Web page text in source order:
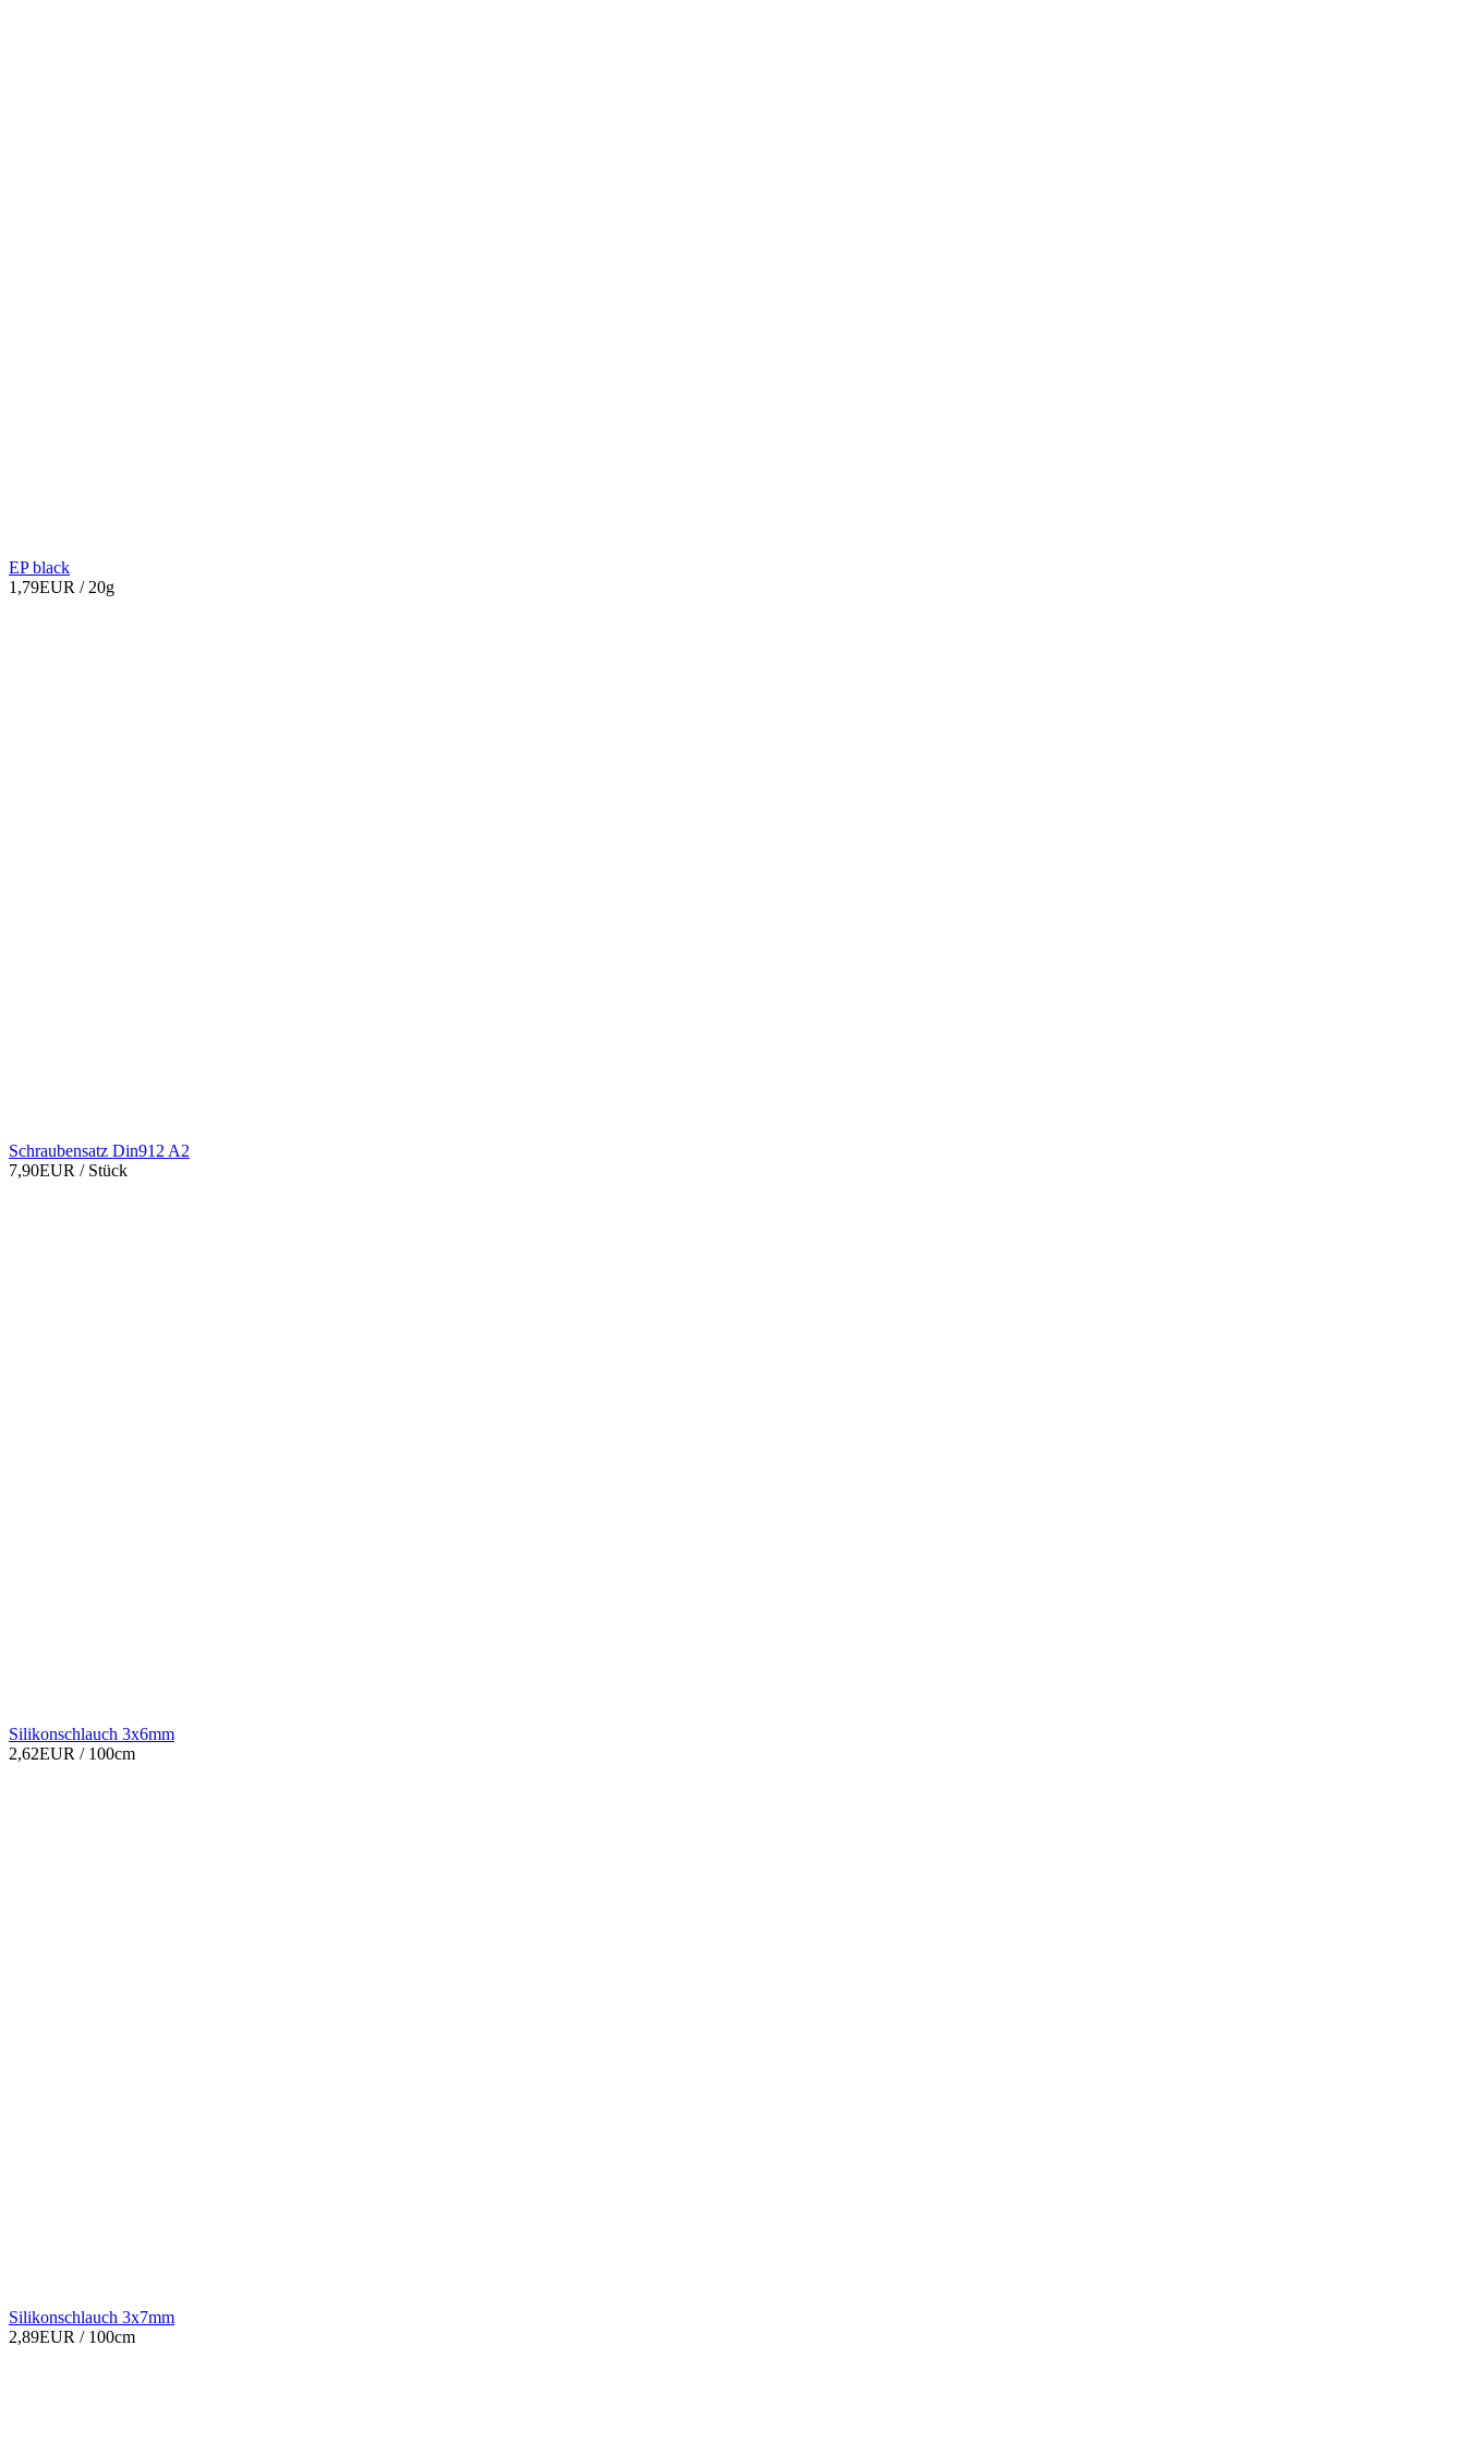
EP black
1,79EUR / 20g
Schraubensatz Din912 A2
7,90EUR / Stück
Silikonschlauch 3x6mm
2,62EUR / 100cm
Silikonschlauch 3x7mm
2,89EUR / 100cm